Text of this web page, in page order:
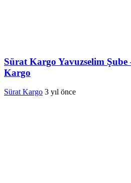
Sürat Kargo Yavuzselim
Kargo
Sürat Kargo 3 yıl önce